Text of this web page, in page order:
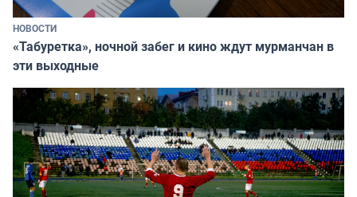
НОВОСТИ
«Табуретка», ночной забег и кино ждут мурманчан в
эти выходные